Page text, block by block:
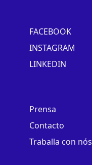
FACEBOOK
INSTAGRAM
LINKEDIN
Prensa
Contacto
Traballa con nós